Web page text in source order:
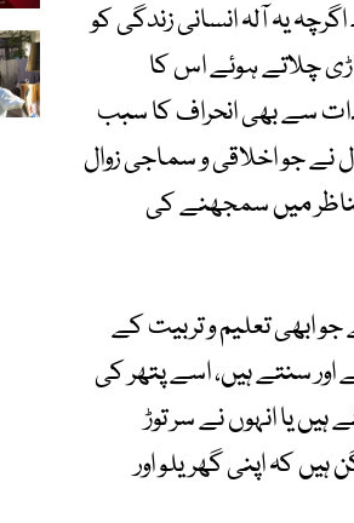
یہ آلہ انسانی زندگی کو
چلاتے ہوئے اس کا
سے بھی انحراف کا سبب
جو اخلاقی و سماجی زوال
میں سمجھنے کی
ابھی تعلیم و تربیت کے
سنتے ہیں، اسے پتھر کی
یا انہوں نے سر توڑ
کہ اپنی گھریلو اور